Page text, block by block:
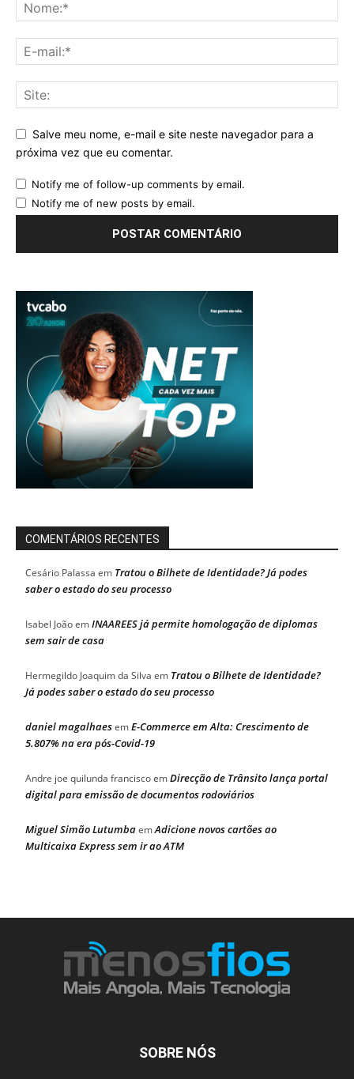
Salve meu nome, e-mail e site neste navegador para a
próxima vez que eu comentar.
Notify me of follow-up comments by email.
Notify me of new posts by email.
COMENTÁRIOS RECENTES
Cesário Palassa em Tratou o Bilhete de Identidade? Já podes
saber o estado do seu processo
Isabel JoãoemINAAREES já permite homologação de diplomas
sem sair de casa
Hermegildo Joaquim da Silva em Tratou o Bilhete de Identidade?
Já podes saber o estado do seu processo
daniel magalhaesemE-Commerce em Alta: Crescimento de
5.807% na era pós-Covid-19
Andre joe quilunda franciscoemDirecção de Trânsito lança portal
digital para emissão de documentos rodoviários
Miguel Simão LutumbaemAdicione novos cartões ao
Multicaixa Express sem ir ao ATM
SOBRE NÓS